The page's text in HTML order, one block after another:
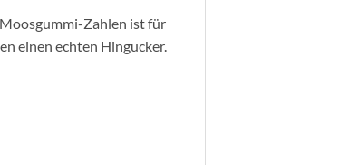
Zahlen ist für
einen echten Hingucker.